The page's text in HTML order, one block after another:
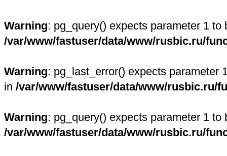
Warning: pg_query() expects parameter 1
/var/www/fastuser/data/www/rusbic.ru/
Warning: pg_last_error() expects parameter
in /var/www/fastuser/data/www/rusbic.ru/
Warning: pg_query() expects parameter 1
/var/www/fastuser/data/www/rusbic.ru/